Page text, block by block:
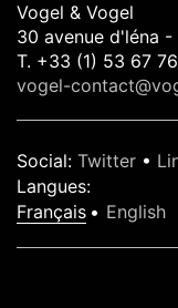
Vogel & Vogel
30 avenue d'léna -
T. +33 (1) 53 67
vogel-
Social: Twitter •
Langues:
Français
English